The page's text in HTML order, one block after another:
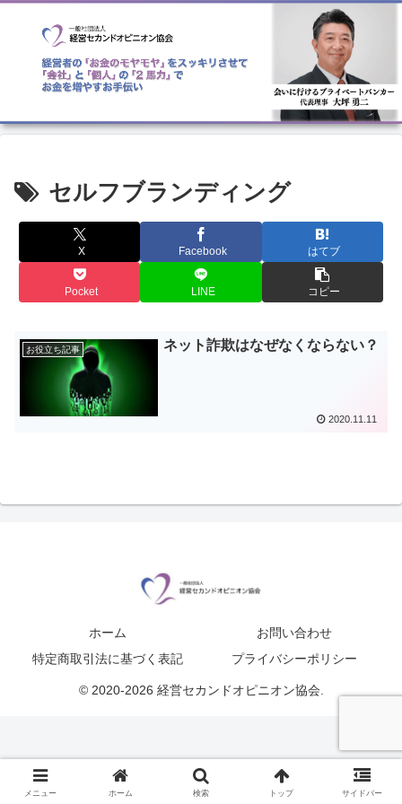
セルフブランディング
X Facebook はてブ
Pocket LINE コピー
お役立ち記事 ネット詐欺はなぜなくならない？
2020.11.11
ホーム
お問い合わせ
特定商取引法に基づく表記
プライバシーポリシー
© 2020-2026 経営セカンドオピニオン協会.
メニュー ホーム 検索 トップ サイドバー